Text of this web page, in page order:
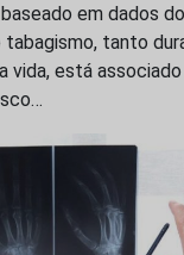
em dados
tanto
vida, está